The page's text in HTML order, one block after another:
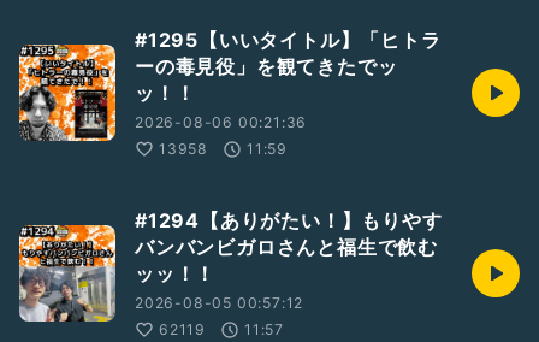
#新人さんいらっしゃい
#お便り募集中
#お笑い
#ひとり語り
#蓮華
#漫才
#東京
#八王子
#吉本興業
#レンゲラジオ
#1295【いいタイトル】「ヒトラ
ーの毒見役」を観てきたでッ
ッ！！
2026-08-06 00:21:36
13958
11:59
#1294【ありがたい！】もりやす
バンバンビガロさんと福生で飲む
ッッ！！
2026-08-05 00:57:12
62119
11:57